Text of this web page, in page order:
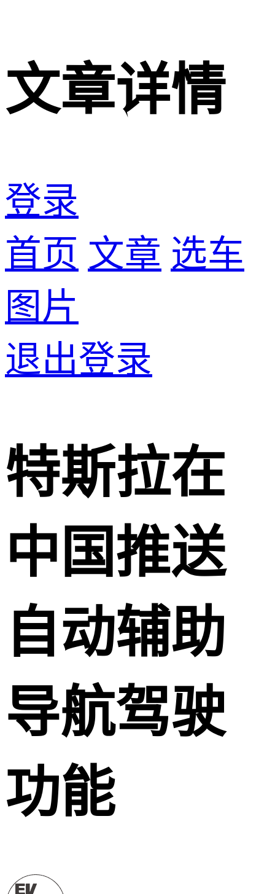
文章详情
登录
首页 文章 选车
图片
退出登录
特斯拉在
中国推送
自动辅助
导航驾驶
功能